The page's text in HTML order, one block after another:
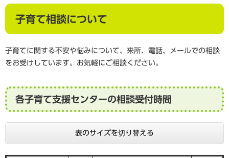
子育て相談について
子育てに関する不安や悩みについて、来所、電話、メールでの相談
をお受けしています。お気軽にご相談ください。
各子育て支援センターの相談受付時間
表のサイズを切り替える